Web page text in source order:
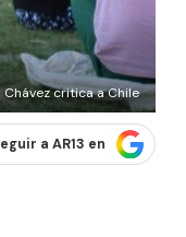
critica a Chile
a AR13 en